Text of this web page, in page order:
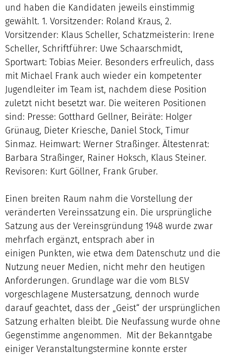
und haben die Kandidaten jeweils einstimmig
gewählt. 1. Vorsitzender: Roland Kraus, 2.
Vorsitzender: Klaus Scheller, Schatzmeisterin: Irene
Scheller, Schriftführer: Uwe Schaarschmidt,
Sportwart: Tobias Meier. Besonders erfreulich, dass
mit Michael Frank auch wieder ein kompetenter
Jugendleiter im Team ist, nachdem diese Position
zuletzt nicht besetzt war. Die weiteren Positionen
sind: Presse: Gotthard Gellner, Beiräte: Holger
Grünaug, Dieter Kriesche, Daniel Stock, Timur
Sinmaz. Heimwart: Werner Straßinger. Ältestenrat:
Barbara Straßinger, Rainer Hoksch, Klaus Steiner.
Revisoren: Kurt Göllner, Frank Gruber.
Einen breiten Raum nahm die Vorstellung der
veränderten Vereinssatzung ein. Die ursprüngliche
Satzung aus der Vereinsgründung 1948 wurde zwar
mehrfach ergänzt, entsprach aber in
einigen Punkten, wie etwa dem Datenschutz und die
Nutzung neuer Medien, nicht mehr den heutigen
Anforderungen. Grundlage war die vom BLSV
vorgeschlagene Mustersatzung, dennoch wurde
darauf geachtet, dass der „Geist“ der ursprünglichen
Satzung erhalten bleibt. Die Neufassung wurde ohne
Gegenstimme angenommen. Mit der Bekanntgabe
einiger Veranstaltungstermine konnte erster